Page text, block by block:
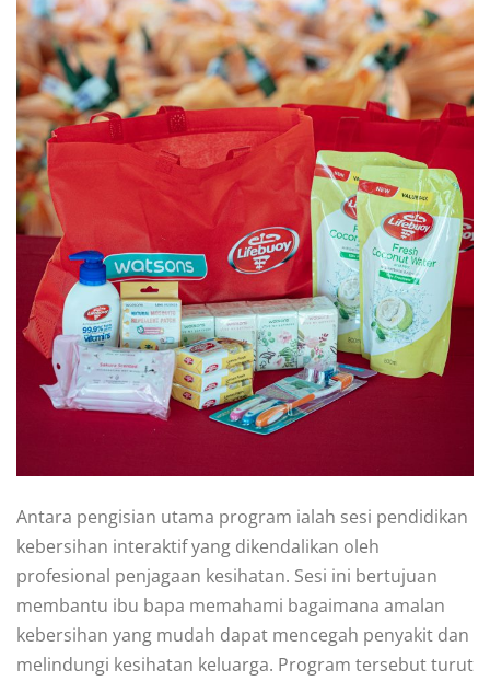
Antara pengisian utama program ialah sesi pendidikan
kebersihan interaktif yang dikendalikan oleh
profesional penjagaan kesihatan. Sesi ini bertujuan
membantu ibu bapa memahami bagaimana amalan
kebersihan yang mudah dapat mencegah penyakit dan
melindungi kesihatan keluarga. Program tersebut turut